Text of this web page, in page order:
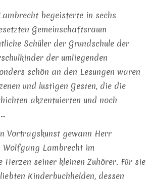
begeisterte in sechs
Gemeinschaftsraum
Schüler der Grundschule der
der umliegenden
schön an den Lesungen waren
und lustigen Gesten, die die
akzentuierten und noch
Vortragskunst gewann Herr
Wolfgang Lambrecht im
Herzen seiner kleinen Zuhörer. Für sie
Kinderbuchhelden, dessen